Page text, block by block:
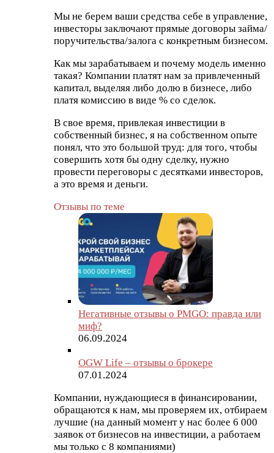
Мы не берем ваши средства себе в управление,
инвесторы заключают прямые договоры займа/
поручительства/залога с конкретным бизнесом.
Как мы зарабатываем и почему модель именно
такая? Компании платят нам за привлеченный
капитал, выделяя либо долю в бизнесе, либо
платя комиссию в виде % со сделок.
В свое время, привлекая инвестиции в
собственный бизнес, я на собственном опыте
понял, что это большой труд: для того, чтобы
совершить хотя бы одну сделку, нужно
провести переговоры с десятками инвесторов,
а это время и деньги.
Отзывы по теме
Негативные отзывы о PMGO: правда или
миф?
06.09.2024
OGW Life – отзывы о брокере
07.01.2024
Компании, нуждающиеся в финансировании,
обращаются к нам, мы проверяем их, отбираем
лучшие (на данный момент у нас более 6 000
заявок от бизнесов на инвестиции, а работаем
мы только с 8 компаниями)